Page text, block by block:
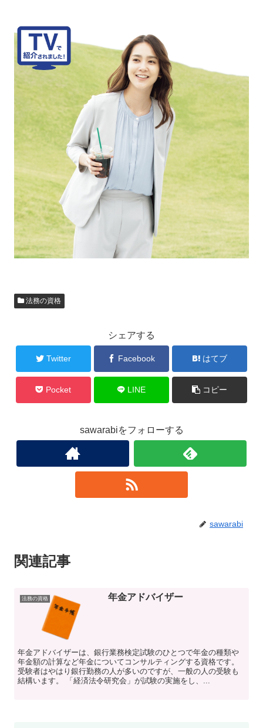
法務の資格
シェアする
Twitter Facebook はてブ
Pocket LINE コピー
sawarabiをフォローする
sawarabi
関連記事
法務の資格 年金アドバイザー
年金アドバイザーは、銀行業務検定試験のひとつで年金の種類や
年金額の計算など年金についてコンサルティングする資格です。
受験者はやはり銀行勤務の人が多いのですが、一般の人の受験も
結構います。 「経済法令研究会」が試験の実施をし、...